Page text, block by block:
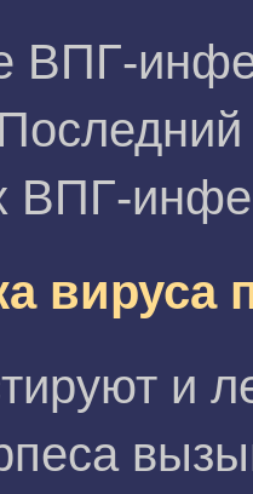
ВПГ-
ВПГ-
вируса
и